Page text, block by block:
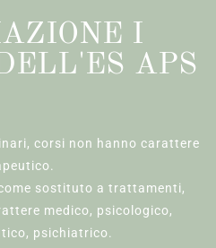
I
APS
corsi non hanno carattere
sostituto a trattamenti,
medico, psicologico,
psichiatrico.